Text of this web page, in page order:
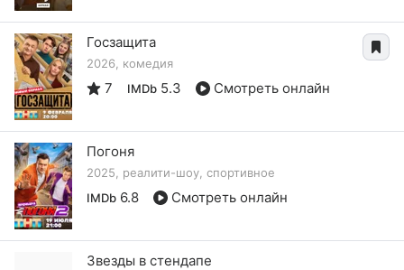
Госзащита
2026, комедия
7 IMDb 5.3 Смотреть онлайн
Погоня
2025, реалити-шоу, спортивное
IMDb 6.8 Смотреть онлайн
Звезды в стендапе